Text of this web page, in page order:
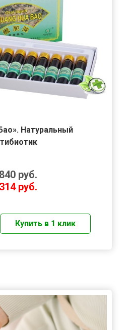
Натуральный
руб.
руб.